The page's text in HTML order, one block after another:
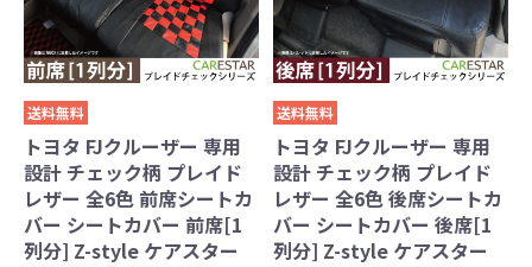
送料無料
トヨタ FJクルーザー 専用
設計 チェック柄 プレイド
レザー 全6色 前席シートカ
バー シートカバー 前席[1
列分] Z-style ケアスター
送料無料
トヨタ FJクルーザー 専用
設計 チェック柄 プレイド
レザー 全6色 後席シートカ
バー シートカバー 後席[1
列分] Z-style ケアスター